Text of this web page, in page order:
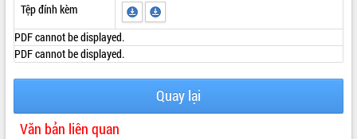
Tệp đính kèm
PDF cannot be displayed.
PDF cannot be displayed.
Quay lại
Văn bản liên quan